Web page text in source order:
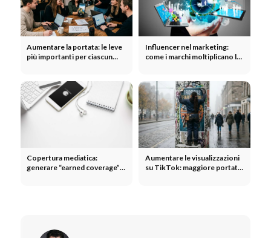
Aumentare la portata: le leve
più importanti per ciascun
Influencer nel marketing:
come i marchi moltiplicano la
Copertura mediatica:
generare “earned coverage” e
Aumentare le visualizzazioni
su TikTok: maggiore portata